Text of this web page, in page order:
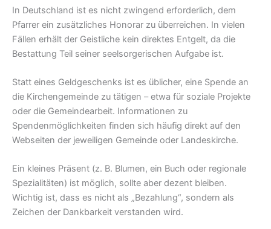
In Deutschland ist es nicht zwingend erforderlich, dem
Pfarrer ein zusätzliches Honorar zu überreichen. In vielen
Fällen erhält der Geistliche kein direktes Entgelt, da die
Bestattung Teil seiner seelsorgerischen Aufgabe ist.
Statt eines Geldgeschenks ist es üblicher, eine Spende an
die Kirchengemeinde zu tätigen – etwa für soziale Projekte
oder die Gemeindearbeit. Informationen zu
Spendenmöglichkeiten finden sich häufig direkt auf den
Webseiten der jeweiligen Gemeinde oder Landeskirche.
Ein kleines Präsent (z. B. Blumen, ein Buch oder regionale
Spezialitäten) ist möglich, sollte aber dezent bleiben.
Wichtig ist, dass es nicht als „Bezahlung“, sondern als
Zeichen der Dankbarkeit verstanden wird.